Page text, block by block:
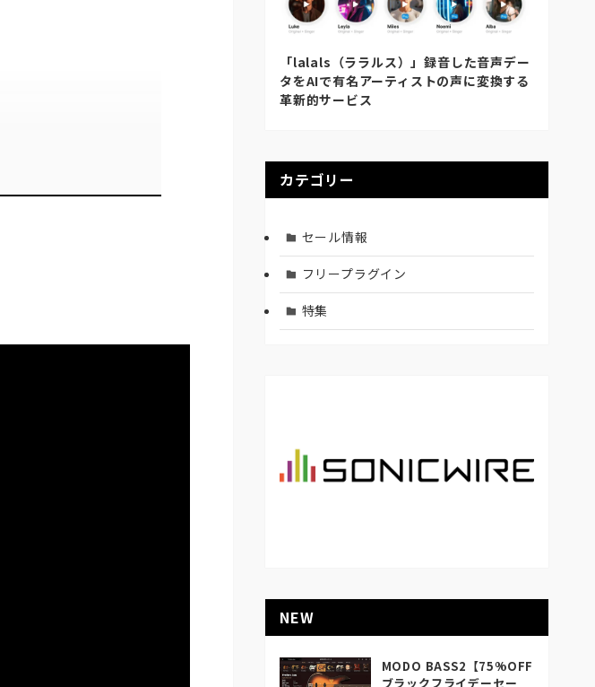
「lalals（ララルス）」録音した音声デー
タをAIで有名アーティストの声に変換する
革新的サービス
カテゴリー
セール情報
フリープラグイン
特集
NEW
MODO BASS2【75%OFF
ブラックフライデーセー